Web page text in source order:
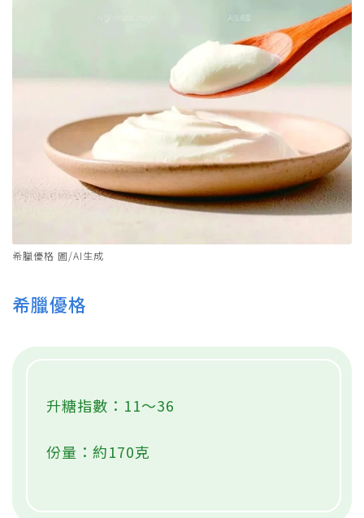
希臘優格 圖/AI生成
希臘優格
升糖指數：11～36
份量：約170克